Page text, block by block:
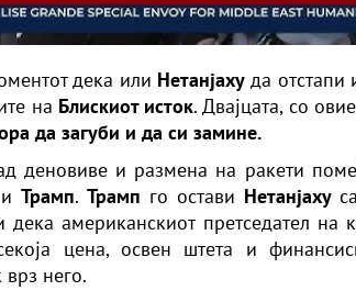
дека или Нетанјаху да
на Блискиот исток. Двајцата, со
да загуби и да си замине.
деновиве и размена на ракети
Трамп. Трамп го остави Нетанјаху
дека американскиот претседател на
цена, освен штета и
него.